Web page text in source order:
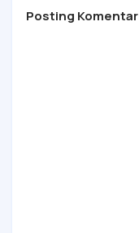
Posting Komentar